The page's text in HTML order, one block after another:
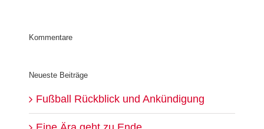
Kommentare
Neueste Beiträge
Fußball Rückblick und Ankündigung